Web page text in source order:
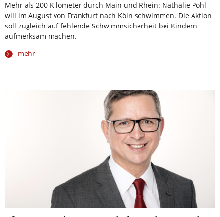
Mehr als 200 Kilometer durch Main und Rhein: Nathalie Pohl
will im August von Frankfurt nach Köln schwimmen. Die Aktion
soll zugleich auf fehlende Schwimmsicherheit bei Kindern
aufmerksam machen.
mehr